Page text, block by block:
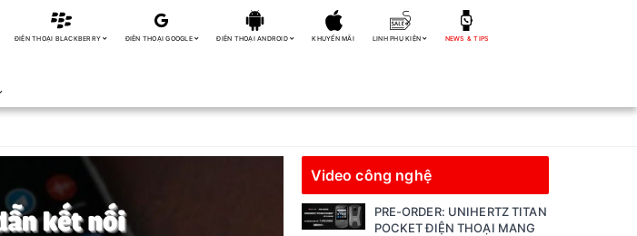
ĐIỆN THOẠI BLACKBERRY ĐIỆN THOẠI GOOGLE ĐIỆN THOẠI ANDROID KHUYẾN MÃI LINH PHỤ KIỆN NEWS & TIPS
Video công nghệ
PRE-ORDER: UNIHERTZ TITAN
POCKET ĐIỆN THOẠI MANG